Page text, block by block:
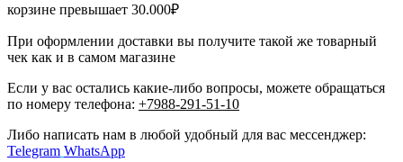
корзине превышает 30.000₽
При оформлении доставки вы получите такой же товарный
чек как и в самом магазине
Если у вас остались какие-либо вопросы, можете обращаться
по номеру телефона: +7988-291-51-10
Либо написать нам в любой удобный для вас мессенджер:
Telegram WhatsApp